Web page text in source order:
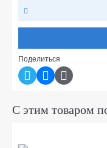
Поделиться
С этим товаром